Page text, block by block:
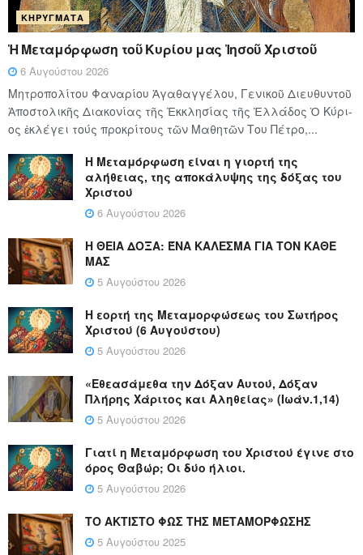
ΚΗΡΎΓΜΑΤΑ
Ἡ Μεταμόρφωση τοῦ Κυρίου μας Ἰησοῦ Χριστοῦ
6 Αυγούστου 2026
Μητροπολίτου Φαναρίου Ἀγαθαγγέλου, Γενικοῦ Διευθυντοῦ
Ἀποστολικῆς Διακονίας τῆς Ἐκκλησίας τῆς Ἑλλάδος Ὁ Κύ­ρι­
ος ἐκλέγει τούς προ­κρί­τους τῶν Μα­θη­τῶν Του Πέ­τρο,...
Η Μεταμόρφωση είναι η γιορτή της
αλήθειας, της αποκάλυψης της δόξας του
Χριστού
6 Αυγούστου 2026
Η ΘΕΙΑ ΔΟΞΑ: ΈΝΑ ΚΑΛΕΣΜΑ ΓΙΑ ΤΟΝ ΚΑΘΕ
ΜΑΣ
5 Αυγούστου 2026
Η εορτή της Μεταμορφώσεως του Σωτήρος
Χριστού (6 Αυγούστου)
5 Αυγούστου 2026
«Εθεασάμεθα την Δόξαν Αυτού, Δόξαν
Πλήρης Χάριτος και Αληθείας» (Ιωάν.1,14)
5 Αυγούστου 2026
Γιατί η Μεταμόρφωση του Χριστού έγινε στο
όρος Θαβώρ; Οι δύο ήλιοι.
5 Αυγούστου 2026
ΤΟ ΑΚΤΙΣΤΟ ΦΩΣ ΤΗΣ ΜΕΤΑΜΟΡΦΩΣΗΣ
5 Αυγούστου 2025